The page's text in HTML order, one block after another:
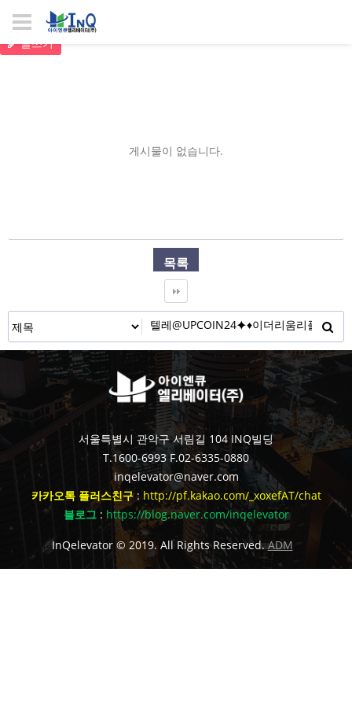
글쓰기
게시물이 없습니다.
목록
서울특별시 관악구 서림길 104 INQ빌딩
T.1600-6993F.02-6335-0880
inqelevator@naver.com
카카오톡 플러스친구:http://pf.kakao.com/_xoxefAT/chat
블로그: https://blog.naver.com/inqelevator
InQelevator © 2019. All Rights Reserved. ADM